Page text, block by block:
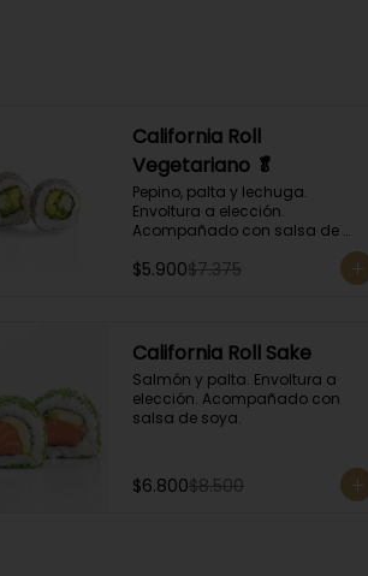
California Roll
Vegetariano 🥬
Pepino, palta y lechuga.
Envoltura a elección.
Acompañado con salsa de
$5.900$7.375
California Roll Sake
Salmón y palta. Envoltura a
elección. Acompañado con
salsa de soya.
$6.800$8.500